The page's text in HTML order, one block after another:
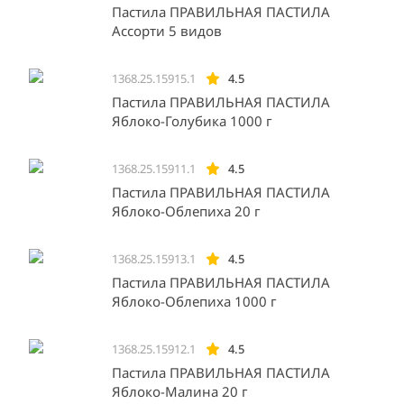
Пастила ПРАВИЛЬНАЯ ПАСТИЛА
Ассорти 5 видов
1368.25.15915.1 4.5
Пастила ПРАВИЛЬНАЯ ПАСТИЛА
Яблоко-Голубика 1000 г
1368.25.15911.1 4.5
Пастила ПРАВИЛЬНАЯ ПАСТИЛА
Яблоко-Облепиха 20 г
1368.25.15913.1 4.5
Пастила ПРАВИЛЬНАЯ ПАСТИЛА
Яблоко-Облепиха 1000 г
1368.25.15912.1 4.5
Пастила ПРАВИЛЬНАЯ ПАСТИЛА
Яблоко-Малина 20 г